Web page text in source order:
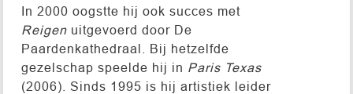
In 2000 oogstte hij ook succes met
Reigenuitgevoerd door De
Paardenkathedraal. Bij hetzelfde
gezelschap speelde hij in Paris Texas
(2006). Sinds 1995 is hij artistiek leider